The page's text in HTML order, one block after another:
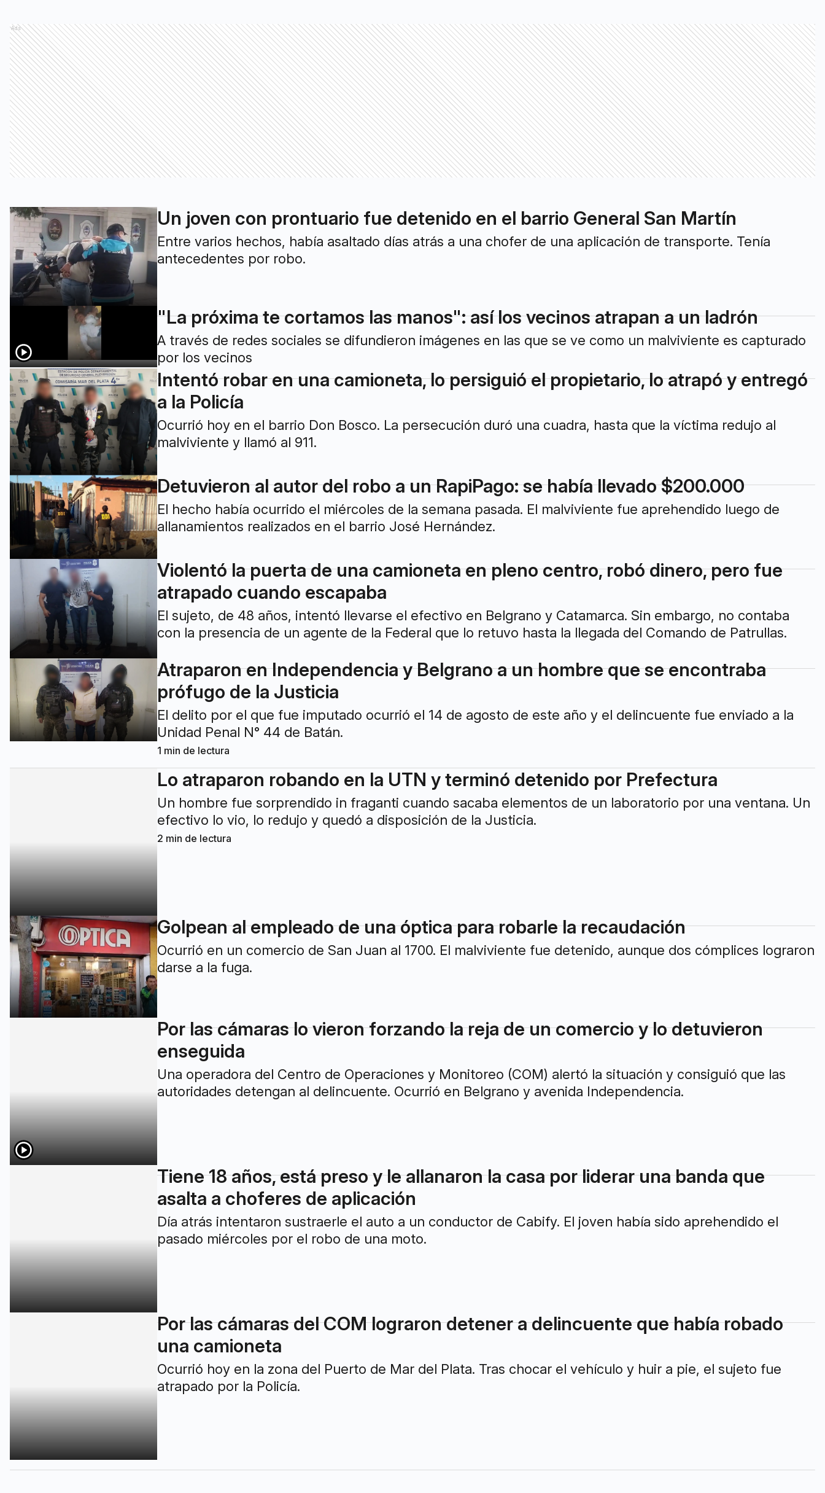
Ads
Un joven con prontuario fue detenido en el barrio General San Martín
Entre varios hechos, había asaltado días atrás a una chofer de una aplicación de transporte. Tenía
antecedentes por robo.
"La próxima te cortamos las manos": así los vecinos atrapan a un ladrón
A través de redes sociales se difundieron imágenes en las que se ve como un malviviente es capturado
por los vecinos
Intentó robar en una camioneta, lo persiguió el propietario, lo atrapó y entregó
a la Policía
Ocurrió hoy en el barrio Don Bosco. La persecución duró una cuadra, hasta que la víctima redujo al
malviviente y llamó al 911.
Detuvieron al autor del robo a un RapiPago: se había llevado $200.000
El hecho había ocurrido el miércoles de la semana pasada. El malviviente fue aprehendido luego de
allanamientos realizados en el barrio José Hernández.
Violentó la puerta de una camioneta en pleno centro, robó dinero, pero fue
atrapado cuando escapaba
El sujeto, de 48 años, intentó llevarse el efectivo en Belgrano y Catamarca. Sin embargo, no contaba
con la presencia de un agente de la Federal que lo retuvo hasta la llegada del Comando de Patrullas.
Atraparon en Independencia y Belgrano a un hombre que se encontraba
prófugo de la Justicia
El delito por el que fue imputado ocurrió el 14 de agosto de este año y el delincuente fue enviado a la
Unidad Penal N° 44 de Batán.
1 min de lectura
Lo atraparon robando en la UTN y terminó detenido por Prefectura
Un hombre fue sorprendido in fraganti cuando sacaba elementos de un laboratorio por una ventana. Un
efectivo lo vio, lo redujo y quedó a disposición de la Justicia.
2 min de lectura
darse a la fuga.
Una operadora del Centro de Operaciones y Monitoreo (COM) alertó la situación y consiguió que las
autoridades detengan al delincuente. Ocurrió en Belgrano y avenida Independencia.
Día atrás intentaron sustraerle el auto a un conductor de Cabify. El joven había sido aprehendido el
pasado miércoles por el robo de una moto.
Por las cámaras del COM lograron detener a delincuente que había robado
Anterior 1 2 3 Siguiente